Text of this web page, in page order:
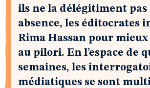
ils ne la délégitiment pas
absence, les éditocrates
Rima Hassan pour
au pilori. En l’espace de
semaines, les
médiatiques se sont